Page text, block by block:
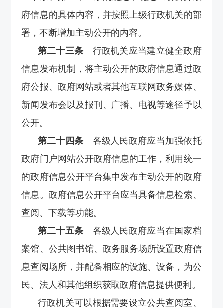
府信息的具体内容，并按照上级行政机关的部
署，不断增加主动公开的内容。
第二十三条 行政机关应当建立健全政府
信息发布机制，将主动公开的政府信息通过政
府公报、政府网站或者其他互联网政务媒体、
新闻发布会以及报刊、广播、电视等途径予以
公开。
第二十四条 各级人民政府应当加强依托
政府门户网站公开政府信息的工作，利用统一
的政府信息公开平台集中发布主动公开的政府
信息。政府信息公开平台应当具备信息检索、
查阅、下载等功能。
第二十五条 各级人民政府应当在国家档
案馆、公共图书馆、政务服务场所设置政府信
息查阅场所，并配备相应的设施、设备，为公
民、法人和其他组织获取政府信息提供便利。
行政机关可以根据需要设立公共查阅室、